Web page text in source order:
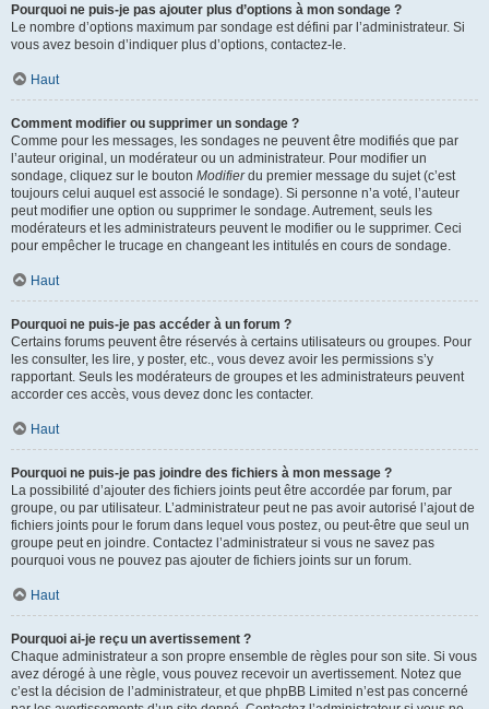
Pourquoi ne puis-je pas ajouter plus d’options à mon sondage ?
Le nombre d’options maximum par sondage est défini par l’administrateur. Si
vous avez besoin d’indiquer plus d’options, contactez-le.
Haut
Comment modifier ou supprimer un sondage ?
Comme pour les messages, les sondages ne peuvent être modifiés que par
l’auteur original, un modérateur ou un administrateur. Pour modifier un
sondage, cliquez sur le bouton Modifierdu premier message du sujet (c’est
toujours celui auquel est associé le sondage). Si personne n’a voté, l’auteur
peut modifier une option ou supprimer le sondage. Autrement, seuls les
modérateurs et les administrateurs peuvent le modifier ou le supprimer. Ceci
pour empêcher le trucage en changeant les intitulés en cours de sondage.
Haut
Pourquoi ne puis-je pas accéder à un forum ?
Certains forums peuvent être réservés à certains utilisateurs ou groupes. Pour
les consulter, les lire, y poster, etc., vous devez avoir les permissions s’y
rapportant. Seuls les modérateurs de groupes et les administrateurs peuvent
accorder ces accès, vous devez donc les contacter.
Haut
Pourquoi ne puis-je pas joindre des fichiers à mon message ?
La possibilité d’ajouter des fichiers joints peut être accordée par forum, par
groupe, ou par utilisateur. L’administrateur peut ne pas avoir autorisé l’ajout de
fichiers joints pour le forum dans lequel vous postez, ou peut-être que seul un
groupe peut en joindre. Contactez l’administrateur si vous ne savez pas
pourquoi vous ne pouvez pas ajouter de fichiers joints sur un forum.
Haut
Pourquoi ai-je reçu un avertissement ?
Chaque administrateur a son propre ensemble de règles pour son site. Si vous
avez dérogé à une règle, vous pouvez recevoir un avertissement. Notez que
c’est la décision de l’administrateur, et que phpBB Limited n’est pas concerné